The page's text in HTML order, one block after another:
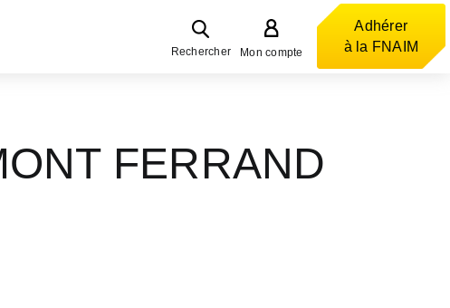
Rechercher Mon compte
Adhérer
à la FNAIM
FERRAND